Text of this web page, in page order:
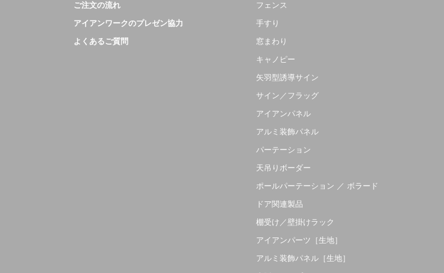
ご注文の流れ
アイアンワークのプレゼン協力
よくあるご質問
フェンス
手すり
窓まわり
キャノピー
矢羽型誘導サイン
サイン／フラッグ
アイアンパネル
アルミ装飾パネル
パーテーション
天吊りボーダー
ポールパーテーション ／ ボラード
ドア関連製品
棚受け／壁掛けラック
アイアンパーツ［生地］
アルミ装飾パネル［生地］